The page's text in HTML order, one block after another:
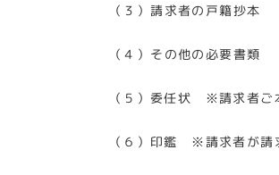
（３）請求者の戸籍抄本
（４）その他の必要書類
（５）委任状 ※請求者ご
（６）印鑑 ※請求者が請